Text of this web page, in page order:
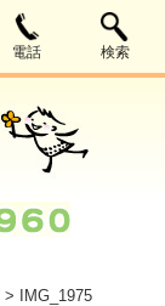
電話 検索
> IMG_1975